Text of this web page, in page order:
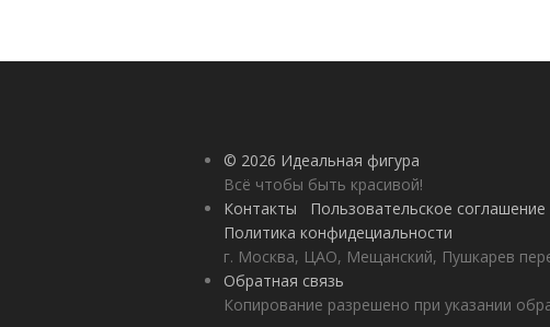
© 2026 Идеальная фигура
Всё чтобы быть красивой!
Контакты
Пользовательское соглашение
Политика конфидециальности
г. Москва, ЦАО, Мещанский, Пушкарев
Обратная связь
Копирование разрешено при указании